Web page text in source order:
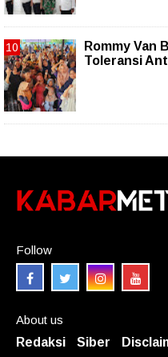
Rommy Van
Toleransi
Follow
About us
Redaksi
Siber